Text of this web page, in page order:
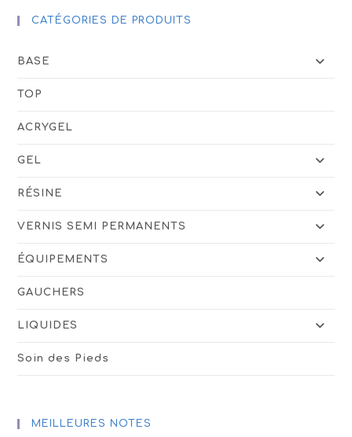
CATÉGORIES DE PRODUITS
BASE
TOP
ACRYGEL
GEL
RÉSINE
VERNIS SEMI PERMANENTS
ÉQUIPEMENTS
GAUCHERS
LIQUIDES
Soin des Pieds
MEILLEURES NOTES